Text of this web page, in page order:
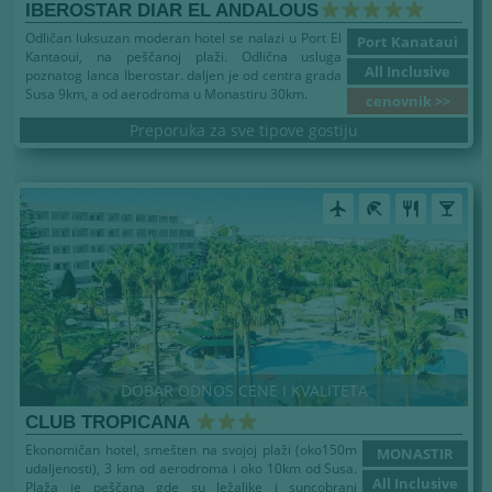
IBEROSTAR DIAR EL ANDALOUS
Port Kanataui
All Inclusive
cenovnik >>
Odličan luksuzan moderan hotel se nalazi u Port El
Kantaoui, na peščanoj plaži. Odlična usluga
poznatog lanca Iberostar. daljen je od centra grada
Susa 9km, a od aerodroma u Monastiru 30km.
Preporuka za sve tipove gostiju
airplanemode_active beach_access restaurant local_bar
DOBAR ODNOS CENE I KVALITETA
CLUB TROPICANA
MONASTIR
All Inclusive
Ekonomičan hotel, smešten na svojoj plaži (oko150m
udaljenosti), 3 km od aerodroma i oko 10km od Susa.
Plaža je peščana gde su ležaljke i suncobrani